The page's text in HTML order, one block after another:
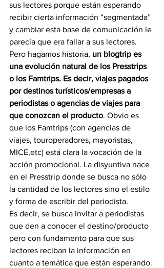
sus lectores porque están esperando
recibir cierta información “segmentada”
y cambiar esta base de comunicación le
parecía que era fallar a sus lectores.
Pero hagamos historia, un blogtrip es
una evolución natural de los Presstrips
o los Famtrips. Es decir, viajes pagados
por destinos turísticos/empresas a
periodistas o agencias de viajes para
que conozcan el producto. Obvio es
que los Famtrips (con agencias de
viajes, touroperadores, mayoristas,
MICE,etc) está clara la vocación de la
acción promocional. La disyuntiva nace
en el Presstrip donde se busca no sólo
la cantidad de los lectores sino el estilo
y forma de escribir del periodista.
Es decir, se busca invitar a periodistas
que den a conocer el destino/producto
pero con fundamento para que sus
lectores reciban la información en
cuanto a temática que están esperando.